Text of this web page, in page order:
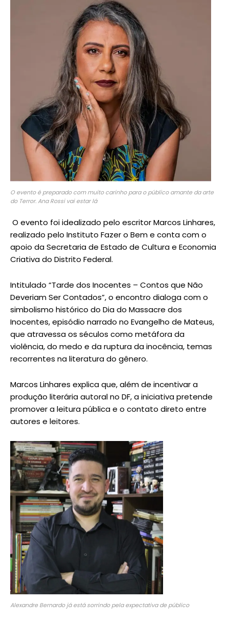
O evento é preparado com muito carinho para o público amante da arte
do Terror. Ana Rossi vai estar lá
O evento foi idealizado pelo escritor Marcos Linhares,
realizado pelo Instituto Fazer o Bem e conta com o
apoio da Secretaria de Estado de Cultura e Economia
Criativa do Distrito Federal.
Intitulado “Tarde dos Inocentes – Contos que Não
Deveriam Ser Contados”, o encontro dialoga com o
simbolismo histórico do Dia do Massacre dos
Inocentes, episódio narrado no Evangelho de Mateus,
que atravessa os séculos como metáfora da
violência, do medo e da ruptura da inocência, temas
recorrentes na literatura do gênero.
Marcos Linhares explica que, além de incentivar a
produção literária autoral no DF, a iniciativa pretende
promover a leitura pública e o contato direto entre
autores e leitores.
Alexandre Bernardo já está sorrindo pela expectativa de público